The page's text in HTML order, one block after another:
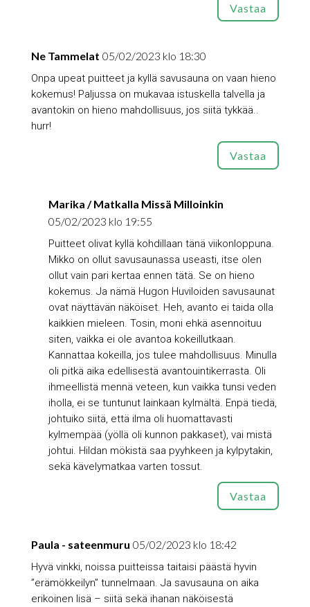
Vastaa
Ne Tammelat 05/02/2023 klo 18:30
Onpa upeat puitteet ja kyllä savusauna on vaan hieno
kokemus! Paljussa on mukavaa istuskella talvella ja
avantokin on hieno mahdollisuus, jos siitä tykkää..
hurr!
Vastaa
Marika / Matkalla Missä Milloinkin
05/02/2023 klo 19:55
Puitteet olivat kyllä kohdillaan tänä viikonloppuna.
Mikko on ollut savusaunassa useasti, itse olen
ollut vain pari kertaa ennen tätä. Se on hieno
kokemus. Ja nämä Hugon Huviloiden savusaunat
ovat näyttävän näköiset. Heh, avanto ei taida olla
kaikkien mieleen. Tosin, moni ehkä asennoituu
siten, vaikka ei ole avantoa kokeillutkaan.
Kannattaa kokeilla, jos tulee mahdollisuus. Minulla
oli pitkä aika edellisestä avantouintikerrasta. Oli
ihmeellistä mennä veteen, kun vaikka tunsi veden
iholla, ei se tuntunut lainkaan kylmältä. Enpä tiedä,
johtuiko siitä, että ilma oli huomattavasti
kylmempää (yöllä oli kunnon pakkaset), vai mistä
johtui. Hildan mökistä saa pyyhkeen ja kylpytakin,
sekä kävelymatkaa varten tossut.
Vastaa
Paula - sateenmuru 05/02/2023 klo 18:42
Hyvä vinkki, noissa puitteissa taitaisi päästä hyvin
”erämökkeilyn” tunnelmaan. Ja savusauna on aika
erikoinen lisä – siitä sekä ihanan näköisestä